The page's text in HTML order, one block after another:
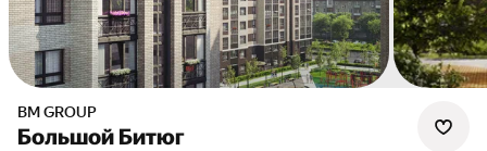
BM GROUP
Большой Битюг